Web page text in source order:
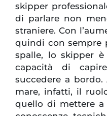
skipper
di parlare non
straniere. Con
quindi con sempre
spalle, lo skipper
capacità di
succedere a
mare, infatti, il
quello di mettere a